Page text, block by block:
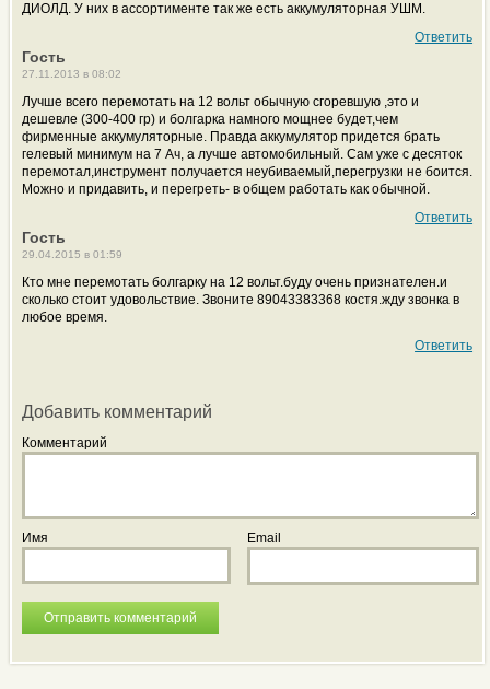
ДИОЛД. У них в ассортименте так же есть аккумуляторная УШМ.
Ответить
Гость
27.11.2013 в 08:02
Лучше всего перемотать на 12 вольт обычную сгоревшую ,это и
дешевле (300-400 гр) и болгарка намного мощнее будет,чем
фирменные аккумуляторные. Правда аккумулятор придется брать
гелевый минимум на 7 Ач, а лучше автомобильный. Сам уже с десяток
перемотал,инструмент получается неубиваемый,перегрузки не боится.
Можно и придавить, и перегреть- в общем работать как обычной.
Ответить
Гость
29.04.2015 в 01:59
Кто мне перемотать болгарку на 12 вольт.буду очень признателен.и
сколько стоит удовольствие. Звоните 89043383368 костя.жду звонка в
любое время.
Ответить
Добавить комментарий
Комментарий
Имя Email